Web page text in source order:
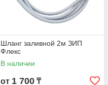
Шланг заливной 2м ЗИП
Флекс
В наличии
от 1 700 ₸